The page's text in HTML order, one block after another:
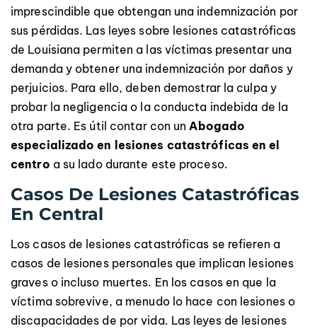
imprescindible que obtengan una indemnización por
sus pérdidas. Las leyes sobre lesiones catastróficas
de Louisiana permiten a las víctimas presentar una
demanda y obtener una indemnización por daños y
perjuicios. Para ello, deben demostrar la culpa y
probar la negligencia o la conducta indebida de la
otra parte. Es útil contar con un Abogado
especializado en lesiones catastróficas en el
centro a su lado durante este proceso.
Casos De Lesiones Catastróficas
En Central
Los casos de lesiones catastróficas se refieren a
casos de lesiones personales que implican lesiones
graves o incluso muertes. En los casos en que la
víctima sobrevive, a menudo lo hace con lesiones o
discapacidades de por vida. Las leyes de lesiones